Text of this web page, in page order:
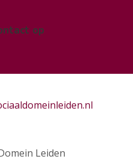
op
Leiden